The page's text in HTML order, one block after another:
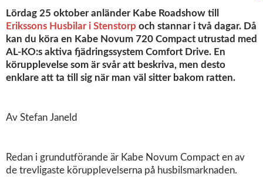
Lördag 25 oktober anländer Kabe Roadshow till
Erikssons Husbilar i Stenstorp och stannar i två dagar. Då
kan du köra en Kabe Novum 720 Compact utrustad med
AL-KO:s aktiva fjädringssystem Comfort Drive. En
körupplevelse som är svår att beskriva, men desto
enklare att ta till sig när man väl sitter bakom ratten.
Av Stefan Janeld
Redan i grundutförande är Kabe Novum Compact en av
de trevligaste körupplevelserna på husbilsmarknaden.